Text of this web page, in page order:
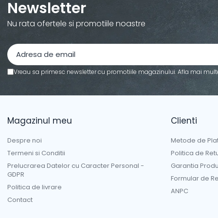
Articole hranire bebelusi
Biberoane, tetine si accesorii
Suzete si accesorii
Carti pentru copii
Atlase si enciclopedii pentru copii
Casute si corturi copii
copii
Tobogane copii
Leagane copii
Masinute si vehicule pentru
Newsletter
Nu rata ofertele si promotiile noastre
Vreau sa primesc newsletter cu promotiile magazinului. Afla mai
Magazinul meu
Despre noi
Termeni si Conditii
Prelucrarea Datelor cu Caracter Personal -
GDPR
Politica de livrare
Contact
Clienti
Metode de
Politica de
Garantia
Formular de
ANPC